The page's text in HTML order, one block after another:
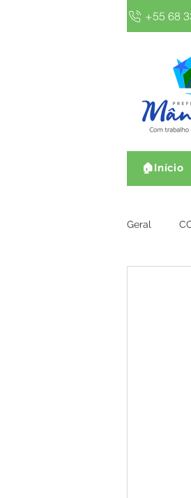
+55 68
🏠Início
Geral
Meio
Datas